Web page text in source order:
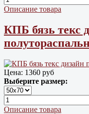
Описание товара
КПБ бязь текс
Цена: 1360 руб
Выберите размер:
Описание товара